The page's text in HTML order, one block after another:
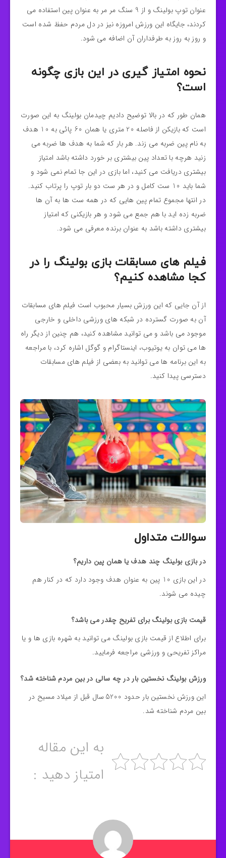
عنوان توپ بولینگ و از 9 سنگ مر مر به عنوان پین استفاده می
کردند، جایگاه این ورزش امروزه نیز در دل مردم حفظ شده است
و روز به روز به طرفداران آن اضافه می شود.
نحوه امتیاز گیری در این بازی چگونه
است؟
همان طور که در بالا توضیح دادیم چیدمان بولینگ به این صورت
است که بازیکن از فاصله 20 متری یا همان 60 پائی به 10 هدف
به نام پین ضربه می زند. هر بار که شما به هدف ها ضربه می
زنید هرچه با تعداد پین بیشتری بر خورد داشته باشد امتیاز
بیشتری دریافت می کنید، اما بازی در این جا تمام نمی شود و
شما باید 10 ست کامل و در هر ست دو بار توپ را پرتاب کنید.
در انتها مجموع تمام پین هایی که در همه ست ها به آن ها
ضربه زده اید با هم جمع می شود و هر بازیکنی که امتیاز
بیشتری داشته باشد به عنوان برنده معرفی می شود.
فیلم های مسابقات بازی بولینگ را در
کجا مشاهده کنیم؟
از آن جایی که این ورزش بسیار محبوب است فیلم های مسابقات
آن به صورت گسترده در شبکه های ورزشی داخلی و خارجی
موجود می باشد و می توانید مشاهده کنید، هم چنین از دیگر راه
ها می توان به یوتیوب، اینستاگرام و گوگل اشاره کرد، با مراجعه
به این برنامه ها می توانید به بعضی از فیلم های مسابقات
دسترسی پیدا کنید.
سوالات متداول
در بازی بولینگ چند هدف یا همان پین داریم؟
در این بازی 10 پین به عنوان هدف وجود دارد که در کنار هم
چیده می شوند.
قیمت بازی بولینگ برای تفریح چقدر می باشد؟
برای اطلاع از قیمت بازی بولینگ می توانید به شهره بازی ها و یا
مراکز تفریحی و ورزشی مراجعه فرمایید.
ورزش بولینگ نخستین بار در چه سالی در بین مردم شناخته شد؟
این ورزش نخستین بار حدود 5200 سال قبل از میلاد مسیح در
بین مردم شناخته شد.
به این مقاله
امتیاز دهید :